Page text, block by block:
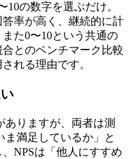
10の数字を選ぶだけ。
率が高く、継続的に計
た0〜10という共通の
とのベンチマーク比較
れる理由です。
ありますが、両者は測
ま満足しているか」と
NPSは「他人にすすめ